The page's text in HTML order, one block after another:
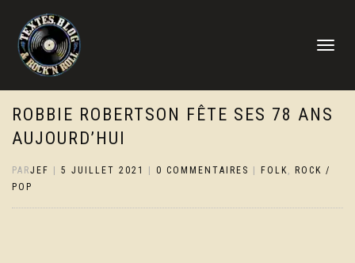
DÉPLIER
ROBBIE ROBERTSON FÊTE SES 78 ANS
AUJOURD’HUI
PARJEF 5 JUILLET 2021 0 COMMENTAIRES FOLK,
ROCK /
POP